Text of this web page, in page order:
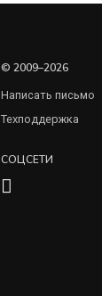
© 2009–2026
Написать письмо
Техподдержка
СОЦСЕТИ